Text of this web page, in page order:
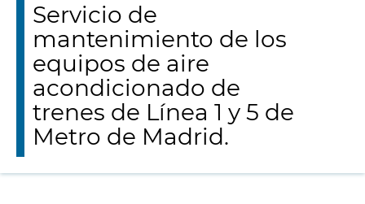
Servicio de
mantenimiento de los
equipos de aire
acondicionado de
trenes de Línea 1 y 5 de
Metro de Madrid.